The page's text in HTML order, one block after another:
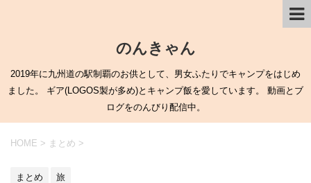
のんきゃん
2019年に九州道の駅制覇のお供として、男女ふたりでキャンプをはじめ
ました。 ギア(LOGOS製が多め)とキャンプ飯を愛しています。 動画とブ
ログをのんびり配信中。
HOME > まとめ >
まとめ 旅